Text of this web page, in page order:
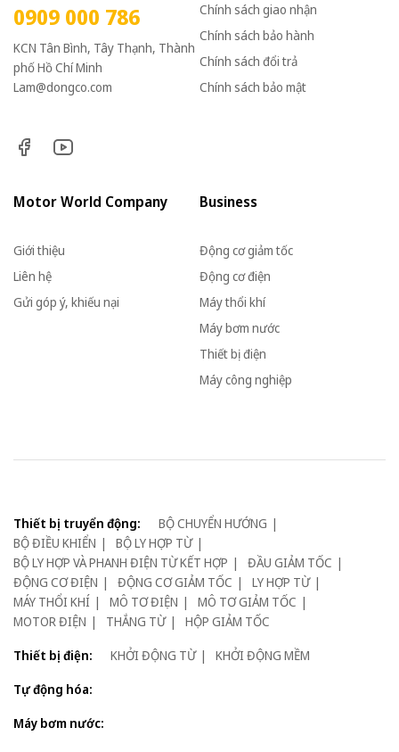
0909 000 786
KCN Tân Bình, Tây Thạnh, Thành
phố Hồ Chí Minh
Lam@dongco.com
Chính sách giao nhận
Chính sách bảo hành
Chính sách đổi trả
Chính sách bảo mật
Motor World Company
Giới thiệu
Liên hệ
Gửi góp ý, khiếu nại
Business
Động cơ giảm tốc
Động cơ điện
Máy thổi khí
Máy bơm nước
Thiết bị điện
Máy công nghiệp
Thiết bị truyển động:
BỘ CHUYỂN HƯỚNG
BỘ ĐIỀU KHIỂN
BỘ LY HỢP TỪ
BỘ LY HỢP VÀ PHANH ĐIỆN TỪ KẾT HỢP
ĐẦU GIẢM TỐC
ĐỘNG CƠ ĐIỆN
ĐỘNG CƠ GIẢM TỐC
LY HỢP TỪ
MÁY THỔI KHÍ
MÔ TƠ ĐIỆN
MÔ TƠ GIẢM TỐC
MOTOR ĐIỆN
THẮNG TỪ
HỘP GIẢM TỐC
Thiết bị điện:
KHỞI ĐỘNG TỪ
KHỞI ĐỘNG MỀM
Tự động hóa:
Máy bơm nước: